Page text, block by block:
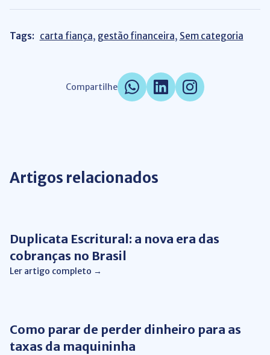
Tags: carta fiança, gestão financeira, Sem categoria
Compartilhe
Artigos relacionados
Duplicata Escritural: a nova era das
cobranças no Brasil
Ler artigo completo →
Como parar de perder dinheiro para as
taxas da maquininha